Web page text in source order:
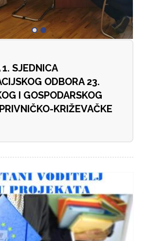
SJEDNICA
ODBORA 23.
I GOSPODARSKOG
KRIŽEVAČKE